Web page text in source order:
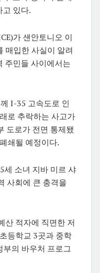
고 있다.
가 샌안토니오 이
매입한 사실이 알려
주민들 사이에서는
I-35 고속도로 인
로 추락하는 사고가
도로가 전면 통제됐
쇄될 예정이다.
세 소녀 지바 미르 샤
사회에 큰 충격을
산 적자에 직면한 저
등학교 3곳과 중학
부의 바우처 프로그